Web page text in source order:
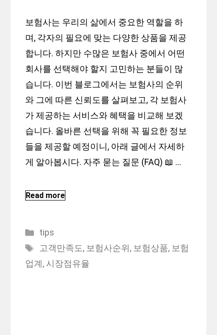
보험사는 우리의 삶에서 중요한 역할을 하
며, 각자의 필요에 맞는 다양한 상품을 제공
합니다. 하지만 수많은 보험사 중에서 어떤
회사를 선택해야 할지 고민하는 분들이 많
습니다. 이번 블로그에서는 보험사의 순위
와 그에 따른 신뢰도를 살펴보고, 각 보험사
가 제공하는 서비스와 혜택을 비교해 보겠
습니다. 올바른 선택을 위해 꼭 필요한 정보
들을 제공할 예정이니, 아래 글에서 자세하
게 알아봅시다. 자주 묻는 질문 (FAQ) 📖 …
Read more
Categories
tips
Tags
고객만족도, 보험사순위, 보험상품, 보험
업계, 시장점유율